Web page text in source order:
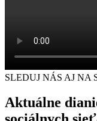
SLEDUJ NÁS AJ NA
Aktuálne